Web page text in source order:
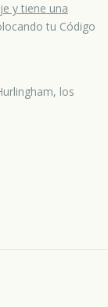
je y tiene una
tu Código
los